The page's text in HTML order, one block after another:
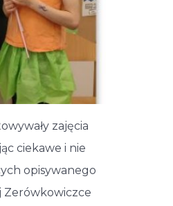
zajęcia
ciekawe i nie
opisywanego
Zerówkowiczce